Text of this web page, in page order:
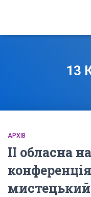
13
АРХІВ
ІІ обласна
мистецький